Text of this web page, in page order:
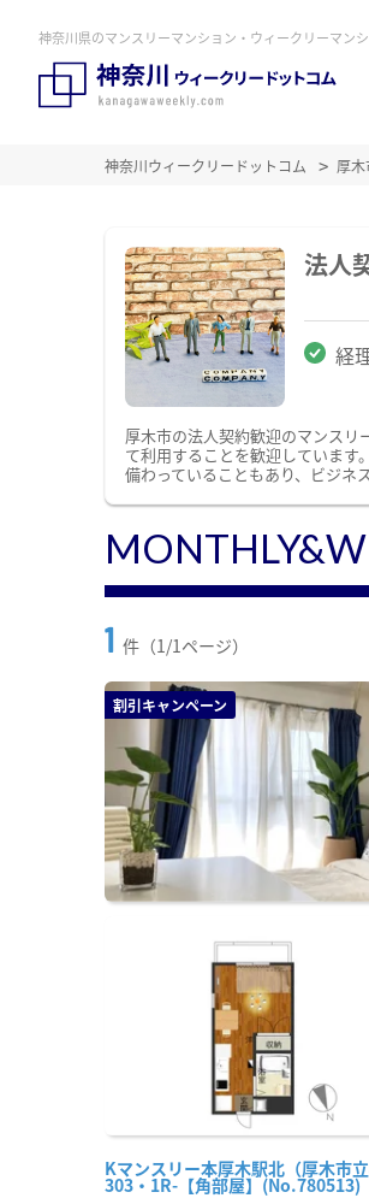
神奈川県のマンスリーマンション・ウィークリーマン
神奈川ウィークリードットコム 厚
法人
経
厚木市の法人契約歓迎のマンス
て利用することを歓迎しています
備わっていることもあり、ビジネ
1 件（1/1ページ）
割引キャンペーン
Kマンスリー本厚木駅北（厚木市立
303・1R-【角部屋】(No.780513)